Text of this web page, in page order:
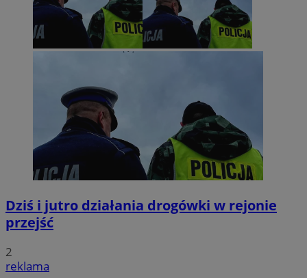
Dziś i jutro działania drogówki w rejonie
przejść
2
reklama